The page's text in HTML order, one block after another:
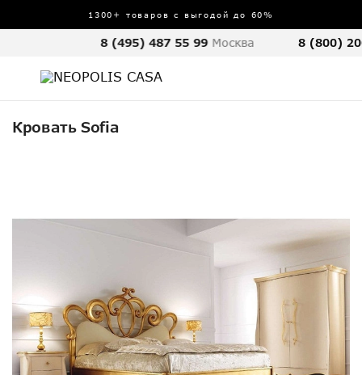
1300+ товаров с выгодой до 60%
8 (495) 487 55 99 Москва 8 (800)
Кровать Sofia